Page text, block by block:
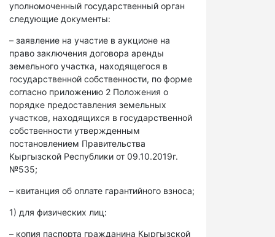
уполномоченный государственный орган
следующие документы:
– заявление на участие в аукционе на
право заключения договора аренды
земельного участка, находящегося в
государственной собственности, по форме
согласно приложению 2 Положения о
порядке предоставления земельных
участков, находящихся в государственной
собственности утвержденным
постановлением Правительства
Кыргызской Республики от 09.10.2019г.
№535;
– квитанция об оплате гарантийного взноса;
1) для физических лиц:
– копия паспорта гражданина Кыргызской